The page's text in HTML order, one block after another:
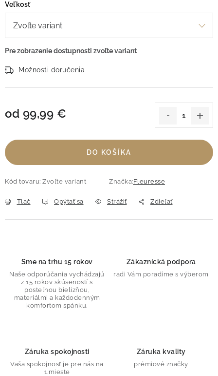
Veľkosť
Možnosti doručenia
od 99,99 €
DO KOŠÍKA
Kód tovaru: Zvoľte variant Značka:Fleuresse
Tlač Opýtať sa Strážiť Zdieľať
Sme na trhu 15 rokov
Naše odporúčania vychádzajú
z 15 rokov skúseností s
posteľnou bielizňou,
materiálmi a každodenným
komfortom spánku.
Zákaznícká podpora
radi Vám poradíme s výberom
Záruka spokojnosti
Vaša spokojnosť je pre nás na
1.mieste
Záruka kvality
prémiové značky